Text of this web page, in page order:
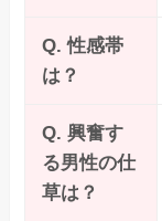
Q. 性感帯
は？
Q. 興奮す
る男性の仕
草は？